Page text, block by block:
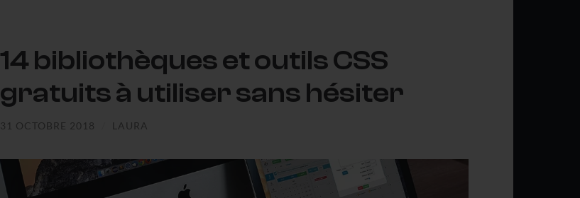
14 bibliothèques et outils CSS
gratuits à utiliser sans hésiter
31 OCTOBRE 2018 LAURA